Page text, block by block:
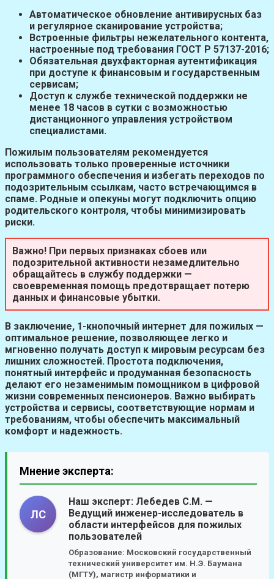
Автоматическое обновление антивирусных баз
и регулярное сканирование устройства;
Встроенные фильтры нежелательного контента,
настроенные под требования ГОСТ Р 57137-2016;
Обязательная двухфакторная аутентификация
при доступе к финансовым и государственным
сервисам;
Доступ к службе технической поддержки не
менее 18 часов в сутки с возможностью
дистанционного управления устройством
специалистами.
Пожилым пользователям рекомендуется
использовать только проверенные источники
программного обеспечения и избегать переходов по
подозрительным ссылкам, часто встречающимся в
спаме. Родные и опекуны могут подключить опцию
родительского контроля, чтобы минимизировать
риски.
Важно! При первых признаках сбоев или
подозрительной активности незамедлительно
обращайтесь в службу поддержки —
своевременная помощь предотвращает потерю
данных и финансовые убытки.
В заключение, 1-кнопочный интернет для пожилых —
оптимальное решение, позволяющее легко и
мгновенно получать доступ к мировым ресурсам без
лишних сложностей. Простота подключения,
понятный интерфейс и продуманная безопасность
делают его незаменимым помощником в цифровой
жизни современных пенсионеров. Важно выбирать
устройства и сервисы, соответствующие нормам и
требованиям, чтобы обеспечить максимальный
комфорт и надежность.
Мнение эксперта:
ЛС
Наш эксперт: Лебедев С.М. —
Ведущий инженер-исследователь в
области интерфейсов для пожилых
пользователей
Образование: Московский государственный
технический университет им. Н.Э. Баумана
(МГТУ), магистр информатики и